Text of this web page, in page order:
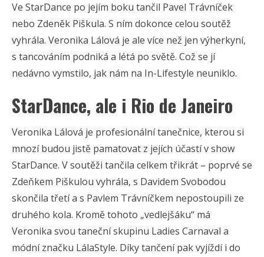
Ve StarDance po jejím boku tančil Pavel Trávníček
nebo Zdeněk Piškula. S ním dokonce celou soutěž
vyhrála. Veronika Lálová je ale více než jen výherkyní,
s tancováním podniká a létá po světě. Což se jí
nedávno vymstilo, jak nám na In-Lifestyle neuniklo.
StarDance, ale i Rio de Janeiro
Veronika Lálová je profesionální tanečnice, kterou si
mnozí budou jistě pamatovat z jejích účastí v show
StarDance. V soutěži tančila celkem třikrát – poprvé se
Zdeňkem Piškulou vyhrála, s Davidem Svobodou
skončila třetí a s Pavlem Trávníčkem nepostoupili ze
druhého kola. Kromě tohoto „vedlejšáku“ má
Veronika svou taneční skupinu Ladies Carnaval a
módní značku LálaStyle. Díky tančení pak vyjíždí i do